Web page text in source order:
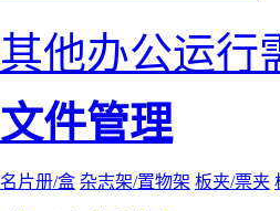
其他办公运行
文件管理
名片册/盒 杂志架/置物架 板夹/票夹